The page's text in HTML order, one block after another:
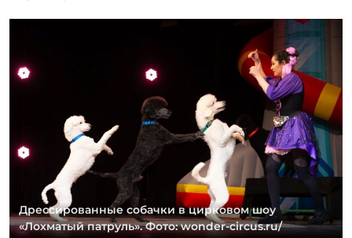
Дрессированные собачки в цирковом шоу
«Лохматый патруль». Фото: wonder-circus.ru/